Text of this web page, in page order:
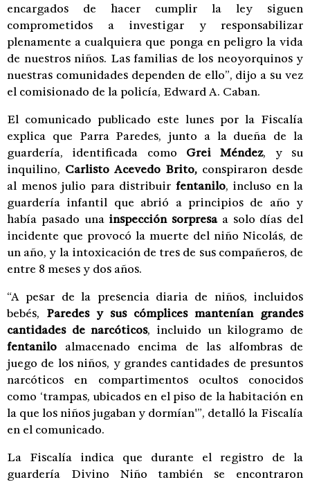
encargados de hacer cumplir la ley siguen
comprometidos a investigar y responsabilizar
plenamente a cualquiera que ponga en peligro la vida
de nuestros niños. Las familias de los neoyorquinos y
nuestras comunidades dependen de ello”, dijo a su vez
el comisionado de la policía, Edward A. Caban.
El comunicado publicado este lunes por la Fiscalía
explica que Parra Paredes, junto a la dueña de la
guardería, identificada como Grei Méndez, y su
inquilino, Carlisto Acevedo Brito, conspiraron desde
al menos julio para distribuir fentanilo, incluso en la
guardería infantil que abrió a principios de año y
había pasado una inspección sorpresaa solo días del
incidente que provocó la muerte del niño Nicolás, de
un año, y la intoxicación de tres de sus compañeros, de
entre 8 meses y dos años.
“A pesar de la presencia diaria de niños, incluidos
bebés, Paredes y sus cómplices mantenían grandes
cantidades de narcóticos, incluido un kilogramo de
fentanilo almacenado encima de las alfombras de
juego de los niños, y grandes cantidades de presuntos
narcóticos en compartimentos ocultos conocidos
como ‘trampas, ubicados en el piso de la habitación en
la que los niños jugaban y dormían'”, detalló la Fiscalía
en el comunicado.
La Fiscalía indica que durante el registro de la
guardería Divino Niño también se encontraron